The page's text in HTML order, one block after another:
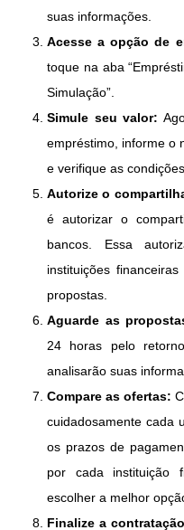
suas informações.
Acesse a opção de
toque na aba
Simulação”.
Simule seu valor:
empréstimo, informe o
e verifique as
Autorize o
é autorizar o
bancos. Essa
instituições
propostas.
Aguarde as
24 horas pelo
analisarão suas
Compare as ofertas:
cuidadosamente cada
os prazos de
por cada instituição
escolher a melhor
Finalize a